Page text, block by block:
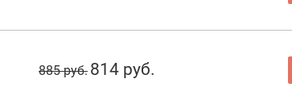
885 руб. 814 руб.